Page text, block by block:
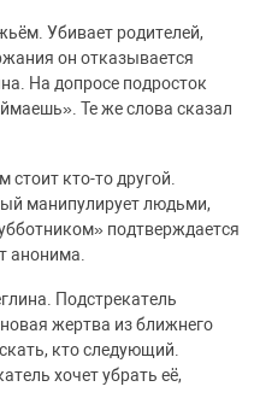
Убивает родителей,
он отказывается
На допросе подросток
Те же слова сказал
кто-то другой.
манипулирует людьми,
подтверждается
анонима.
Подстрекатель
жертва из ближнего
кто следующий.
хочет убрать её,